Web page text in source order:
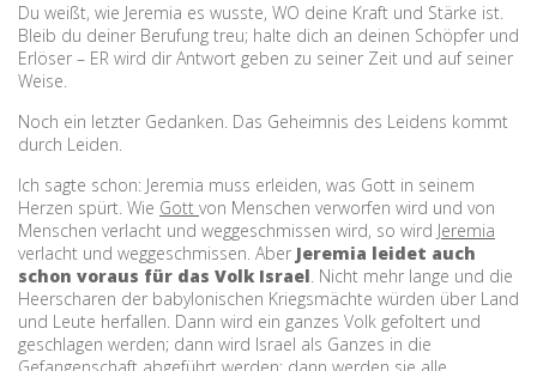
Du weißt, wie Jeremia es wusste, WO deine Kraft und Stärke ist.
Bleib du deiner Berufung treu; halte dich an deinen Schöpfer und
Erlöser – ER wird dir Antwort geben zu seiner Zeit und auf seiner
Weise.
Noch ein letzter Gedanken. Das Geheimnis des Leidens kommt
durch Leiden.
Ich sagte schon: Jeremia muss erleiden, was Gott in seinem
Herzen spürt. Wie Gott von Menschen verworfen wird und von
Menschen verlacht und weggeschmissen wird, so wird Jeremia
verlacht und weggeschmissen. Aber Jeremia leidet auch
schon voraus für das Volk Israel. Nicht mehr lange und die
Heerscharen der babylonischen Kriegsmächte würden über Land
und Leute herfallen. Dann wird ein ganzes Volk gefoltert und
geschlagen werden; dann wird Israel als Ganzes in die